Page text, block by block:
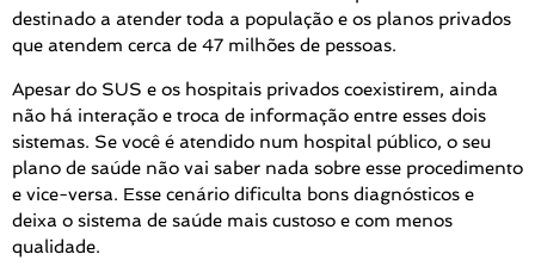
destinado a atender toda a população e os planos privados
que atendem cerca de 47 milhões de pessoas.
Apesar do SUS e os hospitais privados coexistirem, ainda
não há interação e troca de informação entre esses dois
sistemas. Se você é atendido num hospital público, o seu
plano de saúde não vai saber nada sobre esse procedimento
e vice-versa. Esse cenário dificulta bons diagnósticos e
deixa o sistema de saúde mais custoso e com menos
qualidade.